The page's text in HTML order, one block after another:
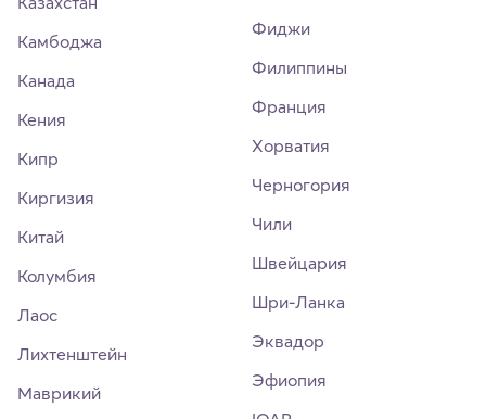
Камбоджа
Канада
Кения
Кипр
Киргизия
Китай
Колумбия
Лаос
Лихтенштейн
Маврикий
Фиджи
Филиппины
Франция
Хорватия
Черногория
Чили
Швейцария
Шри-Ланка
Эквадор
Эфиопия